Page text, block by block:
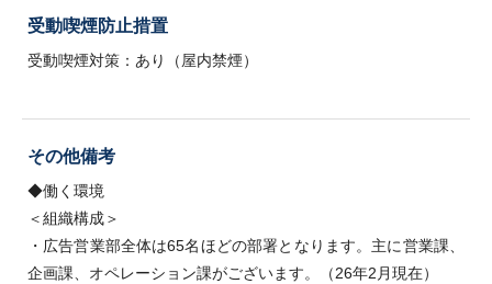
受動喫煙防止措置
受動喫煙対策：あり（屋内禁煙）
その他備考
◆働く環境
＜組織構成＞
・広告営業部全体は65名ほどの部署となります。主に営業課、
企画課、オペレーション課がございます。（26年2月現在）